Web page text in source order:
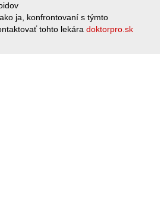
ja, konfrontovaní s týmto
tohto lekára doktorpro.sk